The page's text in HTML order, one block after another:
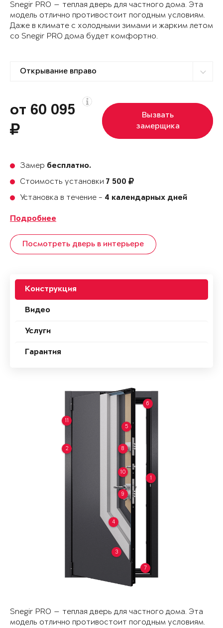
Snegir PRO — теплая дверь для частного дома. Эта
модель отлично противостоит погодным условиям.
Даже в климате с холодными зимами и жарким летом
со Snegir PRO дома будет комфортно.
от 60 095
Вызвать
замерщика
Замер бесплатно.
Стоимость установки 7 500
Установка в течение - 4 календарных дней
Подробнее
Посмотреть дверь в интерьере
Конструкция
Видео
Услуги
Гарантия
1
2
3
4
5
6
7
8
9
10
11
Snegir PRO — теплая дверь для частного дома. Эта
модель отлично противостоит погодным условиям.